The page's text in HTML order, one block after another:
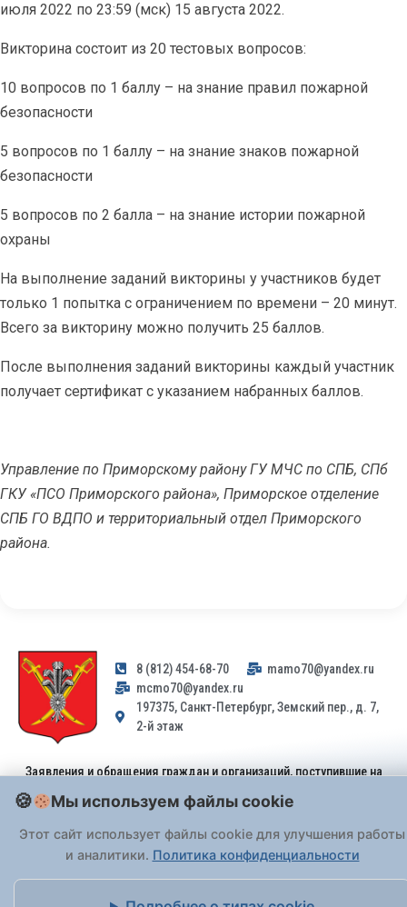
июля 2022 по 23:59 (мск) 15 августа 2022.
Викторина состоит из 20 тестовых вопросов:
10 вопросов по 1 баллу – на знание правил пожарной
безопасности
5 вопросов по 1 баллу – на знание знаков пожарной
безопасности
5 вопросов по 2 балла – на знание истории пожарной
охраны
На выполнение заданий викторины у участников будет
только 1 попытка с ограничением по времени – 20 минут.
Всего за викторину можно получить 25 баллов.
После выполнения заданий викторины каждый участник
получает сертификат с указанием набранных баллов.
Управление по Приморскому району ГУ МЧС по СПБ, СПб
ГКУ «ПСО Приморского района», Приморское отделение
СПБ ГО ВДПО и территориальный отдел Приморского
района.
8 (812) 454-68-70
mamo70@yandex.ru
mcmo70@yandex.ru
197375, Санкт-Петербург, Земский пер., д. 7,
2-й этаж
Заявления и обращения граждан и организаций, поступившие на
Федерального закона от 02.05.2006 № 59-ФЗ. Обращения
принимаются только: по почте, черезпортал «Госуслуги» (ЕПГУ)
или лично при предъявлении паспорта.
На Сайте действует Политика обработки персональных данных
Мы используем файлы cookie
Этот сайт использует файлы cookie для улучшения работы
и аналитики. Политика конфиденциальности